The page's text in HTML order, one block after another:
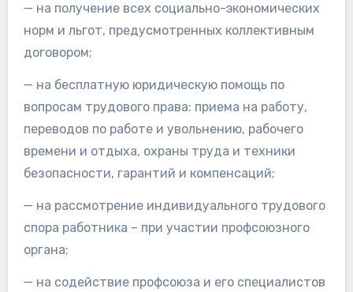
— на получение всех социально-экономических
норм и льгот, предусмотренных коллективным
договором;
— на бесплатную юридическую помощь по
вопросам трудового права: приема на работу,
переводов по работе и увольнению, рабочего
времени и отдыха, охраны труда и техники
безопасности, гарантий и компенсаций;
— на рассмотрение индивидуального трудового
спора работника – при участии профсоюзного
органа;
— на содействие профсоюза и его специалистов